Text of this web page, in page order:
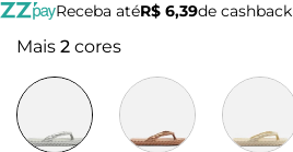
Receba atéR$ 6,39de cashback
Mais 2 cores